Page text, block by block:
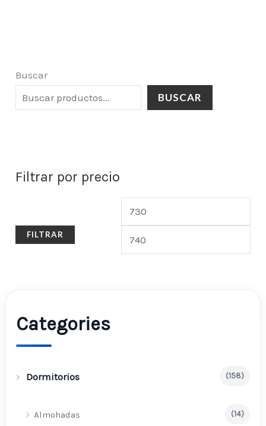
Buscar
BUSCAR
Filtrar por precio
FILTRAR
Categories
Dormitorios (158)
Almohadas (14)